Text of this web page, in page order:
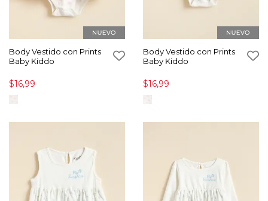
Body Vestido con Prints
Baby Kiddo
$16,99
Body Vestido con Prints
Baby Kiddo
$16,99